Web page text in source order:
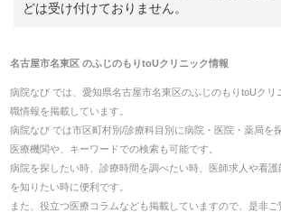
どは受け付けておりません。
名古屋市名東区のふじのもりtoUクリニック情報
病院なび では、 愛知県名古屋市名東区のふじのもりtoUクリ
職情報を掲載しています。
病院なび では市区町村別/診療科目別に病院・医院・薬局を
医療機関や、キーワードでの検索も可能です。
病院を探したい時、診療時間を調べたい時、医師求人や看
を知りたい時に便利です。
また、役立つ医療コラムなども掲載していますので、是非ご